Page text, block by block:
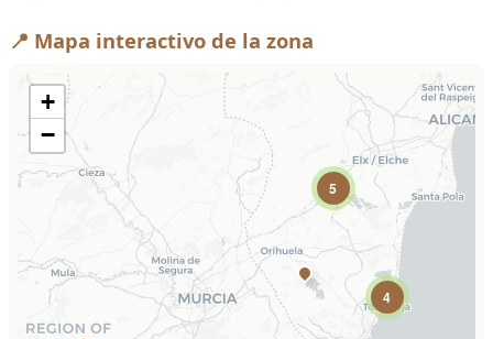
📍 Mapa interactivo de la zona